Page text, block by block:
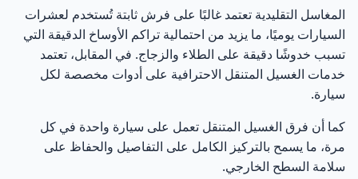
72 7. هل تشمل الخدمة تنظيف الجنوط والإطارات؟
73 8. كم يستغرق الحجز وتنفيذ الخدمة؟
10. هل يمكن حجز غسيل سيارات متنقل بشكل دوري؟
المغاسل التقليدية تعتمد غالبًا على فرش ثابتة تُستخدم لعشرات
السيارات يوميًا، ما يزيد من احتمالية تراكم الأوساخ الدقيقة التي
تسبب خدوشًا دقيقة على الطلاء والزجاج. في المقابل، تعتمد
خدمات الغسيل المتنقل الاحترافية على أدوات مخصصة لكل
سيارة.
كما أن فرق الغسيل المتنقل تعمل على سيارة واحدة في كل
مرة، ما يسمح بالتركيز الكامل على التفاصيل والحفاظ على
سلامة السطح الخارجي.